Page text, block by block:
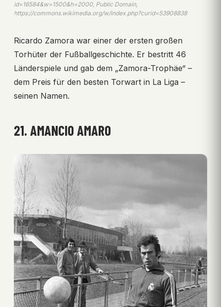
id=16584&w=1500&h=2000, Public Domain,
https://commons.wikimedia.org/w/index.php?curid=53908838
Ricardo Zamora war einer der ersten großen
Torhüter der Fußballgeschichte. Er bestritt 46
Länderspiele und gab dem „Zamora-Trophäe“ –
dem Preis für den besten Torwart in La Liga –
seinen Namen.
21. AMANCIO AMARO